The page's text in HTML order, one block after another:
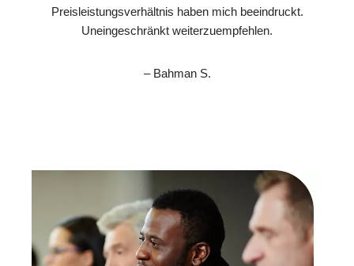
Preisleistungsverhältnis haben mich beeindruckt.
Uneingeschränkt weiterzuempfehlen.
– Bahman S.